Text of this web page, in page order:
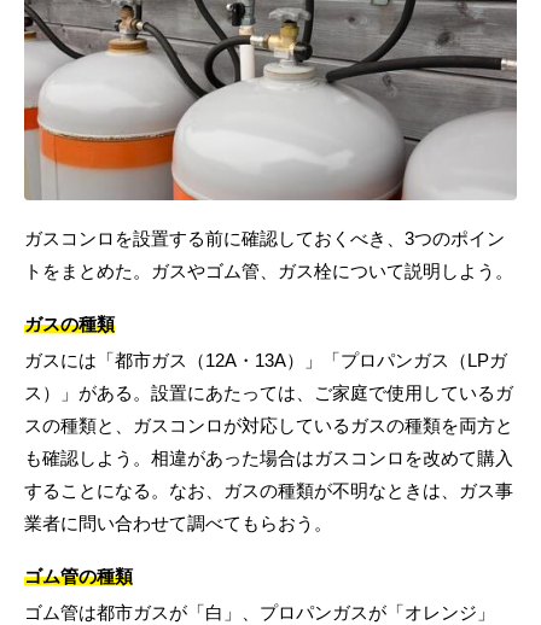
ガスコンロを設置する前に確認しておくべき、3つのポイン
トをまとめた。ガスやゴム管、ガス栓について説明しよう。
ガスの種類
ガスには「都市ガス（12A・13A）」「プロパンガス（LPガ
ス）」がある。設置にあたっては、ご家庭で使用しているガ
スの種類と、ガスコンロが対応しているガスの種類を両方と
も確認しよう。相違があった場合はガスコンロを改めて購入
することになる。なお、ガスの種類が不明なときは、ガス事
業者に問い合わせて調べてもらおう。
ゴム管の種類
ゴム管は都市ガスが「白」、プロパンガスが「オレンジ」